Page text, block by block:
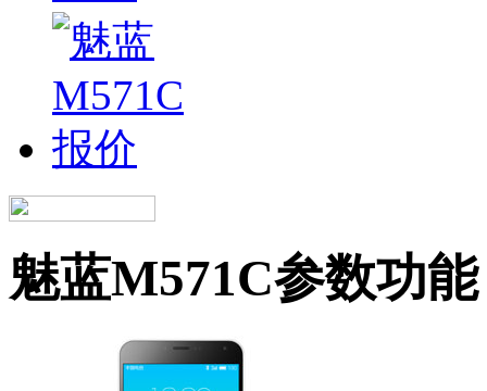
魅蓝M571C参数功能